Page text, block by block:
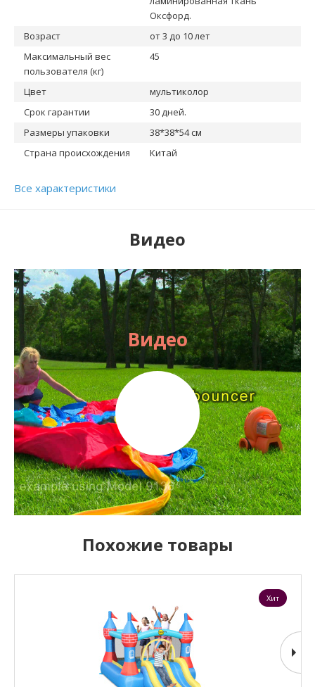
Оксфорд.
Возраст
от 3 до 10 лет
Максимальный вес
пользователя (кг)
45
Цвет
мультиколор
Срок гарантии
30 дней.
Размеры упаковки
38*38*54 см
Страна происхождения
Китай
Все характеристики
Видео
Видео
Похожие товары
Хит